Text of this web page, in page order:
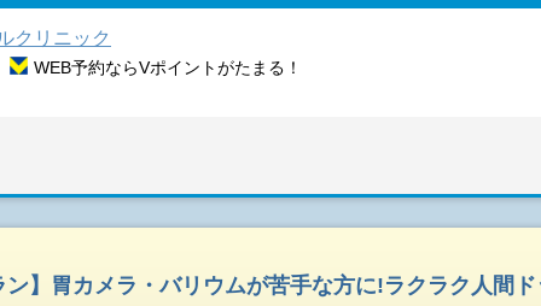
クリニック
WEB予約ならVポイントがたまる！
】胃カメラ・バリウムが苦手な方に!ラクラク人間